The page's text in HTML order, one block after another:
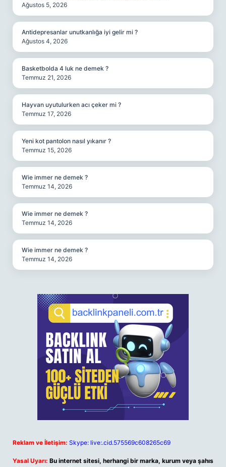
Ağustos 5, 2026
Antidepresanlar unutkanlığa iyi gelir mi ?
Ağustos 4, 2026
Basketbolda 4 luk ne demek ?
Temmuz 21, 2026
Hayvan uyutulurken acı çeker mi ?
Temmuz 17, 2026
Yeni kot pantolon nasıl yıkanır ?
Temmuz 15, 2026
Wie immer ne demek ?
Temmuz 14, 2026
Wie immer ne demek ?
Temmuz 14, 2026
Wie immer ne demek ?
Temmuz 14, 2026
Reklam ve İletişim: Skype: live:.cid.575569c608265c69
Yasal Uyarı: Bu internet sitesi, herhangi bir marka, kurum veya şahıs